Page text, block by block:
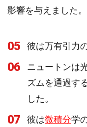
影響を与えました。
05 彼は万有引力
06
ニュートンは
ズムを通過す
した。
07 彼は微積分学